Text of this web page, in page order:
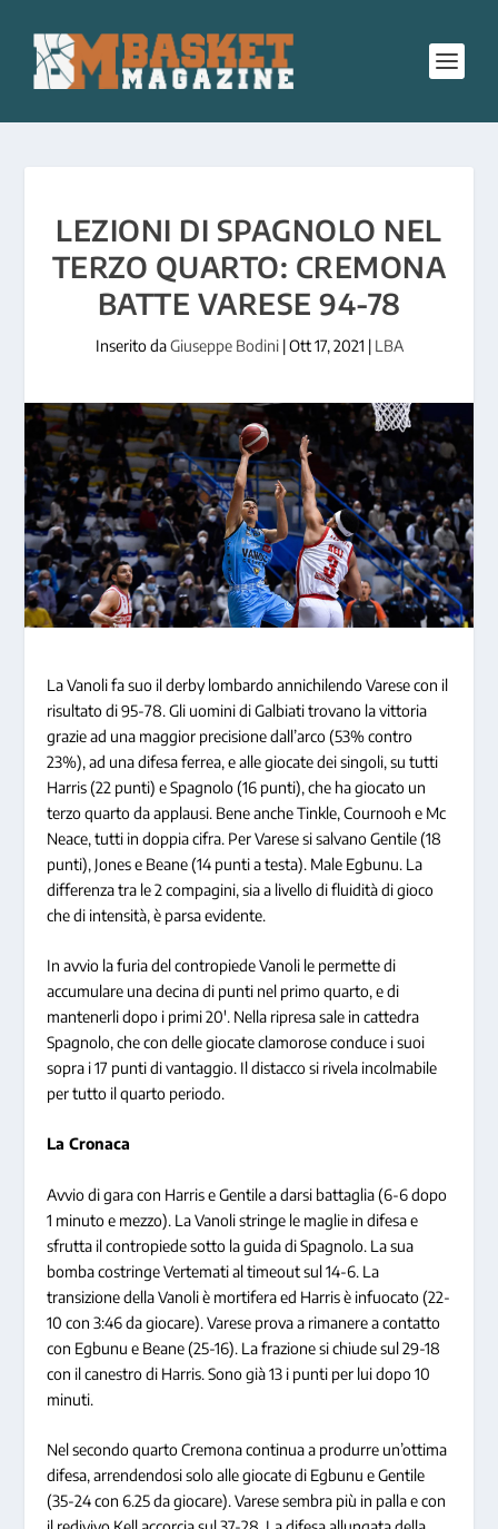
LEZIONI DI SPAGNOLO NEL
TERZO QUARTO: CREMONA
BATTE VARESE 94-78
Inserito daGiuseppe Bodini|Ott 17, 2021 | LBA
La Vanoli fa suo il derby lombardo annichilendo Varese con il
risultato di 95-78. Gli uomini di Galbiati trovano la vittoria
grazie ad una maggior precisione dall’arco (53% contro
23%), ad una difesa ferrea, e alle giocate dei singoli, su tutti
Harris (22 punti) e Spagnolo (16 punti), che ha giocato un
terzo quarto da applausi. Bene anche Tinkle, Cournooh e Mc
Neace, tutti in doppia cifra. Per Varese si salvano Gentile (18
punti), Jones e Beane (14 punti a testa). Male Egbunu. La
differenza tra le 2 compagini, sia a livello di fluidità di gioco
che di intensità, è parsa evidente.
In avvio la furia del contropiede Vanoli le permette di
accumulare una decina di punti nel primo quarto, e di
mantenerli dopo i primi 20′. Nella ripresa sale in cattedra
Spagnolo, che con delle giocate clamorose conduce i suoi
sopra i 17 punti di vantaggio. Il distacco si rivela incolmabile
per tutto il quarto periodo.
La Cronaca
Avvio di gara con Harris e Gentile a darsi battaglia (6-6 dopo
1 minuto e mezzo). La Vanoli stringe le maglie in difesa e
sfrutta il contropiede sotto la guida di Spagnolo. La sua
bomba costringe Vertemati al timeout sul 14-6. La
transizione della Vanoli è mortifera ed Harris è infuocato (22-
10 con 3:46 da giocare). Varese prova a rimanere a contatto
con Egbunu e Beane (25-16). La frazione si chiude sul 29-18
con il canestro di Harris. Sono già 13 i punti per lui dopo 10
minuti.
Nel secondo quarto Cremona continua a produrre un’ottima
difesa, arrendendosi solo alle giocate di Egbunu e Gentile
(35-24 con 6.25 da giocare). Varese sembra più in palla e con